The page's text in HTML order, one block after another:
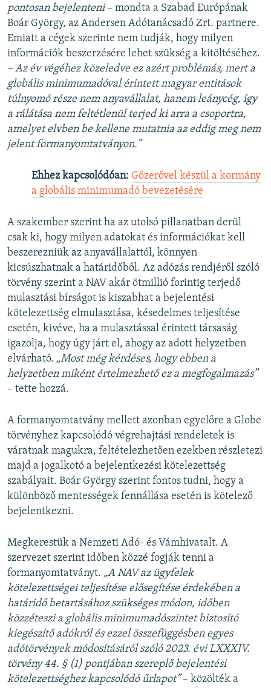
pontosan bejelenteni– mondta a Szabad Európának
Boár György, az Andersen Adótanácsadó Zrt. partnere.
Emiatt a cégek szerinte nem tudják, hogy milyen
információk beszerzésére lehet szükség a kitöltéséhez.
– Az év végéhez közeledve ez azért problémás, mert a
globális minimumadóval érintett magyar entitások
túlnyomó része nem anyavállalat, hanem leánycég, így
a rálátása nem feltétlenül terjed ki arra a csoportra,
amelyet elvben be kellene mutatnia az eddig meg nem
jelent formanyomtatványon.”
Ehhez kapcsolódóan: Gőzerővel készül a kormány
a globális minimumadó bevezetésére
A szakember szerint ha az utolsó pillanatban derül
csak ki, hogy milyen adatokat és információkat kell
beszerezniük az anyavállalattól, könnyen
kicsúszhatnak a határidőből. Az adózás rendjéről szóló
törvény szerint a NAV akár ötmillió forintig terjedő
mulasztási bírságot is kiszabhat a bejelentési
kötelezettség elmulasztása, késedelmes teljesítése
esetén, kivéve, ha a mulasztással érintett társaság
igazolja, hogy úgy járt el, ahogy az adott helyzetben
elvárható. „Most még kérdéses, hogy ebben a
helyzetben miként értelmezhető ez a megfogalmazás”
– tette hozzá.
A formanyomtatvány mellett azonban egyelőre a Globe
törvényhez kapcsolódó végrehajtási rendeletek is
váratnak magukra, feltételezhetően ezekben részletezi
majd a jogalkotó a bejelentkezési kötelezettség
szabályait. Boár György szerint fontos tudni, hogy a
különböző mentességek fennállása esetén is kötelező
bejelentkezni.
Megkerestük a Nemzeti Adó- és Vámhivatalt. A
szervezet szerint időben közzé fogják tenni a
formanyomtatványt. „A NAV az ügyfelek
kötelezettségei teljesítése elősegítése érdekében a
határidő betartásához szükséges módon, időben
közzéteszi a globális minimumadószintet biztosító
kiegészítő adókról és ezzel összefüggésben egyes
adótörvények módosításáról szóló 2023. évi LXXXIV.
törvény 44. § (1) pontjában szereplő bejelentési
kötelezettséghez kapcsolódó űrlapot”– közölték a